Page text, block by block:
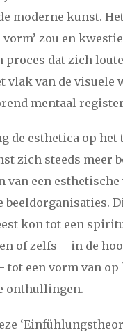
moderne kunst.
vorm’ zou en
proces dat zich
vlak van de visuele
mentaal
de esthetica op het
zich steeds meer
van een esthetische
beeldorganisaties.
kon tot een
of zelfs – in de
tot een vorm van
onthullingen.